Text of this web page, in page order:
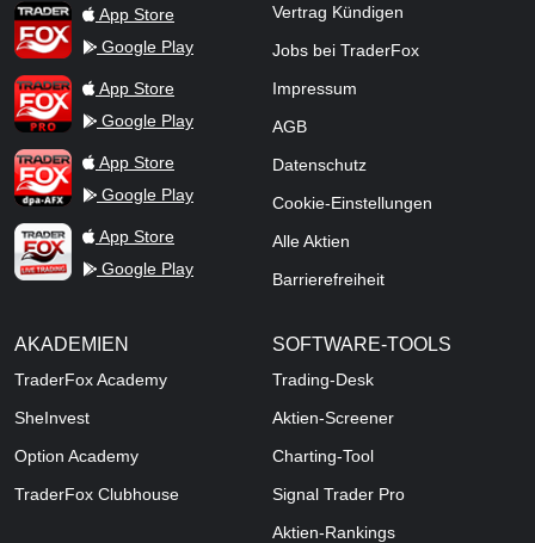
TraderFox AppApp Store
Google Play
TraderFox ProApp Store
Google Play
TraderFox dpa-AFX ProFeed
App Store
Google Play
TraderFox Live Trading
App Store
Google Play
Vertrag Kündigen
Jobs bei TraderFox
Impressum
AGB
Datenschutz
Cookie-Einstellungen
Alle Aktien
Barrierefreiheit
AKADEMIEN
TraderFox Academy
SheInvest
Option Academy
TraderFox Clubhouse
SOFTWARE-TOOLS
Trading-Desk
Aktien-Screener
Charting-Tool
Signal Trader Pro
Aktien-Rankings